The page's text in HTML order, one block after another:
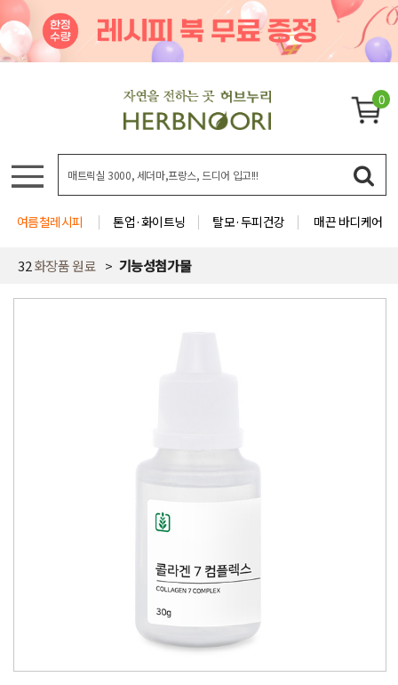
0
여름철레시피 톤업·화이트닝 탈모·두피건강 매끈 바디케어
32화장품 원료 기능성첨가물